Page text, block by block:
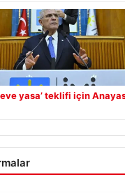
yasa’ teklifi için